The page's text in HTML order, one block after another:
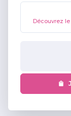
Découvrez